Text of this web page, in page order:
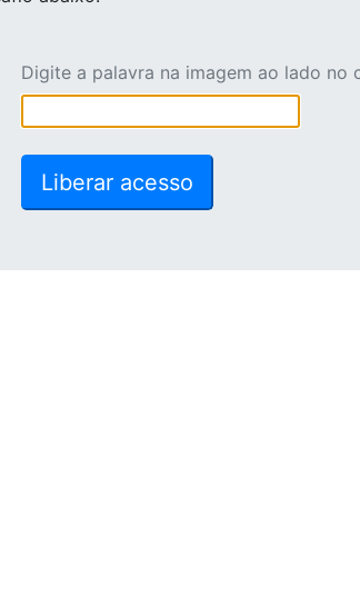
Digite a palavra na imagem ao lado no